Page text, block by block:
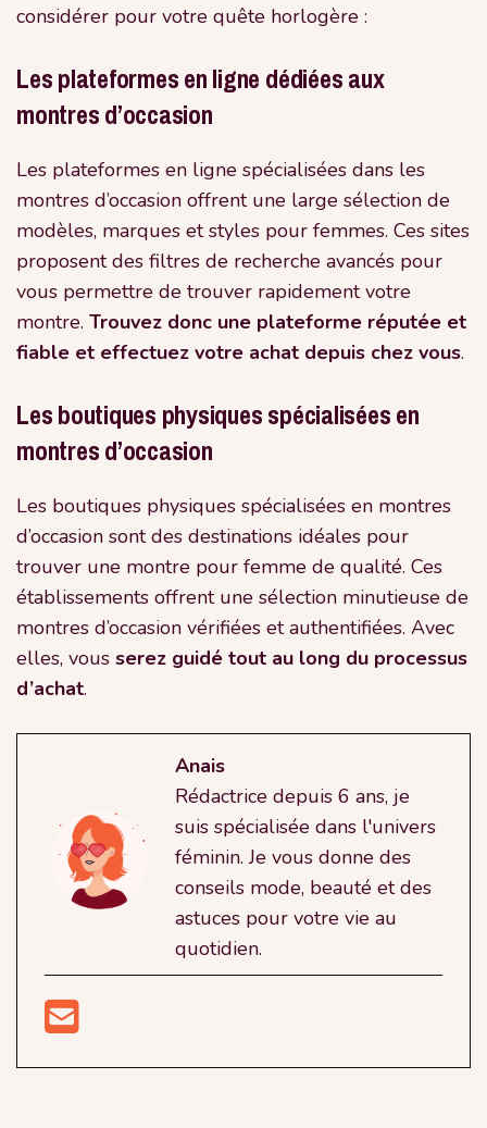
considérer pour votre quête horlogère :
Les plateformes en ligne dédiées aux
montres d’occasion
Les plateformes en ligne spécialisées dans les
montres d’occasion offrent une large sélection de
modèles, marques et styles pour femmes. Ces sites
proposent des filtres de recherche avancés pour
vous permettre de trouver rapidement votre
montre. Trouvez donc une plateforme réputée et
fiable et effectuez votre achat depuis chez vous.
Les boutiques physiques spécialisées en
montres d’occasion
Les boutiques physiques spécialisées en montres
d’occasion sont des destinations idéales pour
trouver une montre pour femme de qualité. Ces
établissements offrent une sélection minutieuse de
montres d’occasion vérifiées et authentifiées. Avec
elles, vous serez guidé tout au long du processus
d’achat.
Anais
Rédactrice depuis 6 ans, je
suis spécialisée dans l'univers
féminin. Je vous donne des
conseils mode, beauté et des
astuces pour votre vie au
quotidien.